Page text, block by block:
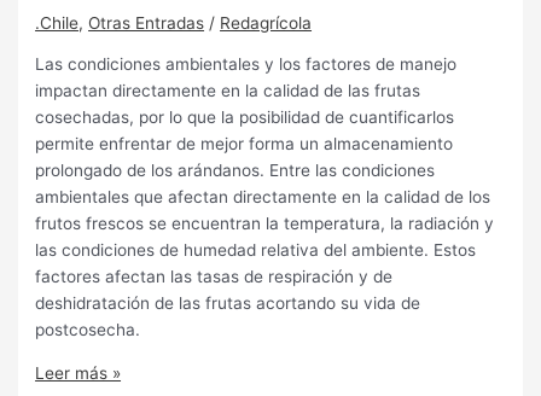
.Chile, Otras Entradas / Redagrícola
Las condiciones ambientales y los factores de manejo
impactan directamente en la calidad de las frutas
cosechadas, por lo que la posibilidad de cuantificarlos
permite enfrentar de mejor forma un almacenamiento
prolongado de los arándanos. Entre las condiciones
ambientales que afectan directamente en la calidad de los
frutos frescos se encuentran la temperatura, la radiación y
las condiciones de humedad relativa del ambiente. Estos
factores afectan las tasas de respiración y de
deshidratación de las frutas acortando su vida de
postcosecha.
Leer más »